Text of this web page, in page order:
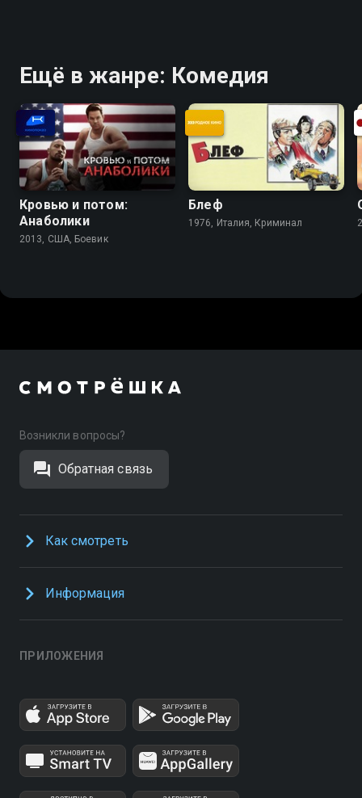
Ещё в жанре: Комедия
Кровью и потом:
Анаболики
2013, США, Боевик
Блеф
1976, Италия, Криминал
Возникли вопросы?
Обратная связь
Как смотреть
Информация
ПРИЛОЖЕНИЯ